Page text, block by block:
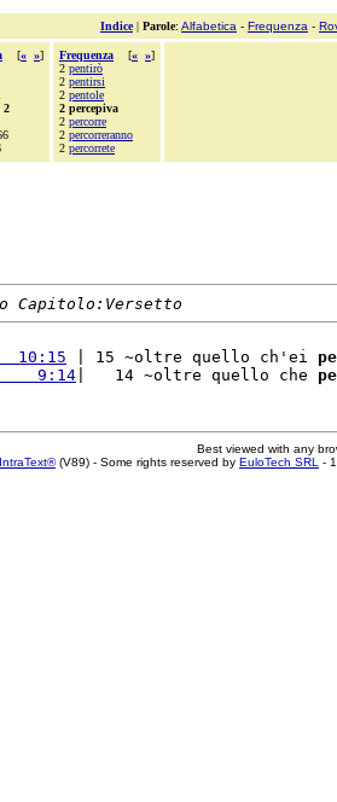
Indice| Parole: Alfabetica - Frequenza -
[« »]
2
Frequenza [« »]
2 pentirò
2 pentirsi
2 pentole
2 percepiva
2 percorre
2 percorreranno
2 percorrete
Capitolo:Versetto
10:15 | 15 ~oltre quello ch'ei
9:14 |   14 ~oltre quello che
Best viewed with any
IntraText®(V89) - Some rights reserved by EuloTech SRL -